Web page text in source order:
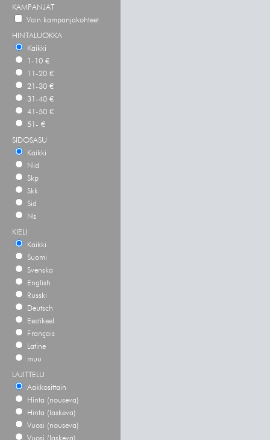
KAMPANJAT
Vain kampanjakohteet
HINTALUOKKA
Kaikki
1-10 €
11-20 €
21-30 €
31-40 €
41-50 €
51- €
SIDOSASU
Kaikki
Nid
Skp
Skk
Sid
Ns
KIELI
Kaikki
Suomi
Svenska
English
Russki
Deutsch
Eestikeel
Français
Latine
muu
LAJITTELU
Aakkosittain
Hinta (nouseva)
Hinta (laskeva)
Vuosi (nouseva)